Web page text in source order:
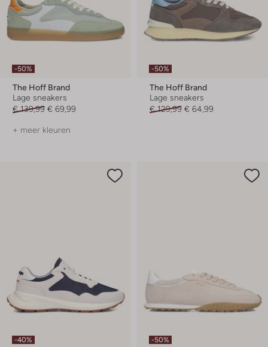
-50%
The Hoff Brand
Lage sneakers
€ 139,99 € 69,99
+ meer kleuren
-50%
The Hoff Brand
Lage sneakers
€ 129,99 € 64,99
-40% -50%